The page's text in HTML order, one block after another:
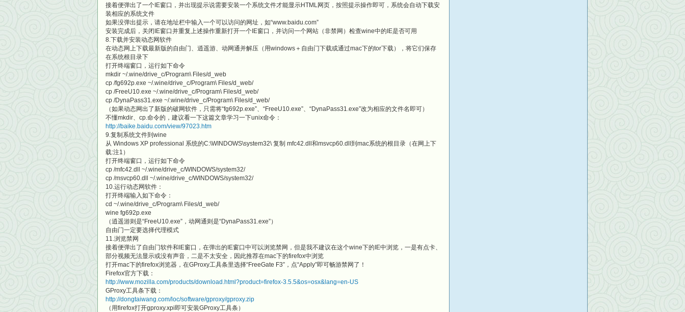
接着便弹出了一个IE窗口，并出现提示说需要安装一个系统文件才能显示HTML网页，按照提示操作即可，系统会自动下载安
装相应的系统文件
如果没弹出提示，请在地址栏中输入一个可以访问的网址，如“www.baidu.com”
安装完成后，关闭IE窗口并重复上述操作重新打开一个IE窗口，并访问一个网站（非禁网）检查wine中的IE是否可用
8.下载并安装动态网软件
在动态网上下载最新版的自由门、逍遥游、动网通并解压（用windows＋自由门下载或通过mac下的tor下载），将它们保存
在系统根目录下
打开终端窗口，运行如下命令
mkdir ~/.wine/drive_c/Program\ Files/d_web
cp /fg692p.exe ~/.wine/drive_c/Program\ Files/d_web/
cp /FreeU10.exe ~/.wine/drive_c/Program\ Files/d_web/
cp /DynaPass31.exe ~/.wine/drive_c/Program\ Files/d_web/
（如果动态网出了新版的破网软件，只需将“fg692p.exe”、“FreeU10.exe”、“DynaPass31.exe”改为相应的文件名即可）
不懂mkdir、cp.命令的，建议看一下这篇文章学习一下unix命令：
http://baike.baidu.com/view/97023.htm
9.复制系统文件到wine
从 Windows XP professional 系统的C:\WINDOWS\system32\ 复制 mfc42.dll和msvcp60.dll到mac系统的根目录（在网上下
载:注1）
打开终端窗口，运行如下命令
cp /mfc42.dll ~/.wine/drive_c/WINDOWS/system32/
cp /msvcp60.dll ~/.wine/drive_c/WINDOWS/system32/
10.运行动态网软件：
打开终端输入如下命令：
cd ~/.wine/drive_c/Program\ Files/d_web/
wine fg692p.exe
（逍遥游则是“FreeU10.exe”，动网通则是“DynaPass31.exe”）
自由门一定要选择代理模式
11.浏览禁网
接着便弹出了自由门软件和IE窗口，在弹出的IE窗口中可以浏览禁网，但是我不建议在这个wine下的IE中浏览，一是有点卡、
部分视频无法显示或没有声音，二是不太安全，因此推荐在mac下的firefox中浏览
打开mac下的firefox浏览器，在GProxy工具条里选择“FreeGate F3”，点“Apply”即可畅游禁网了！
Firefox官方下载：
http://www.mozilla.com/products/download.html?product=firefox-3.5.5&os=osx&lang=en-US
GProxy工具条下载：
http://dongtaiwang.com/loc/software/gproxy/gproxy.zip
（用firefox打开gproxy.xpi即可安装GProxy工具条）